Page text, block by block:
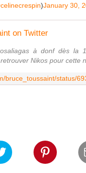
)January 30,
on Twitter
à donf dès la
Nikos pour cette